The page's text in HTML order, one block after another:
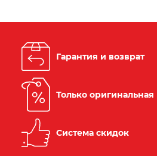
Гарантия и возврат
Только
Система скидок